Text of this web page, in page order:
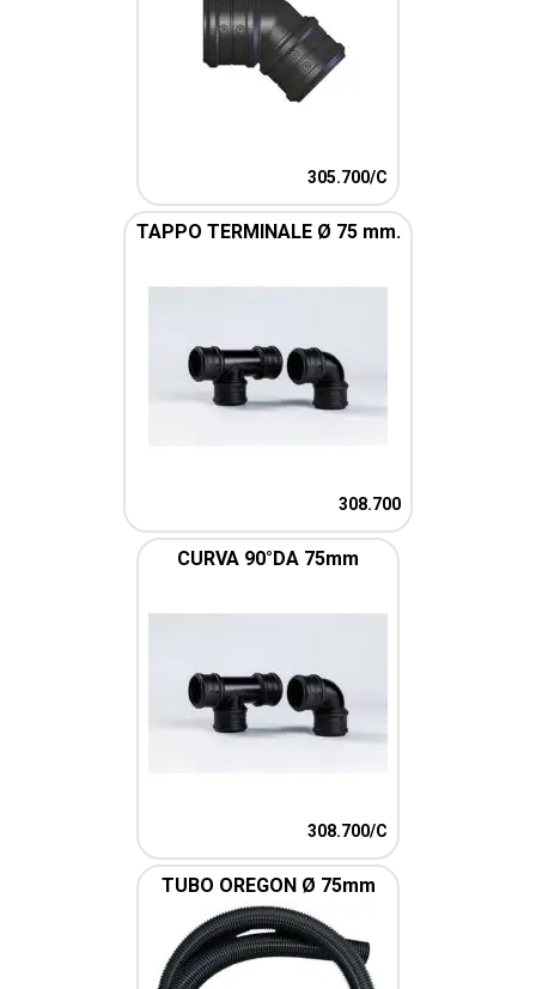
305.700/C
TAPPO TERMINALE Ø 75 mm.
308.700
CURVA 90°DA 75mm
308.700/C
TUBO OREGON Ø 75mm